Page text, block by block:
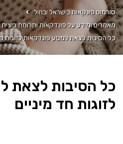
סורמום פונקאות בישראל ובחול
מאמרים ומידע על פונדקאות ותרומת ביצית
כל הסיבות לצאת למסע פונדקאות לזוגות
כל הסיבות לצאת
לזוגות חד מיניים